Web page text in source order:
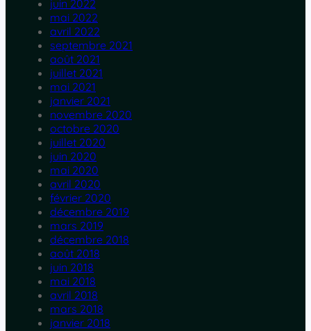
juin 2022
mai 2022
avril 2022
septembre 2021
août 2021
juillet 2021
mai 2021
janvier 2021
novembre 2020
octobre 2020
juillet 2020
juin 2020
mai 2020
avril 2020
février 2020
décembre 2019
mars 2019
décembre 2018
août 2018
juin 2018
mai 2018
avril 2018
mars 2018
janvier 2018